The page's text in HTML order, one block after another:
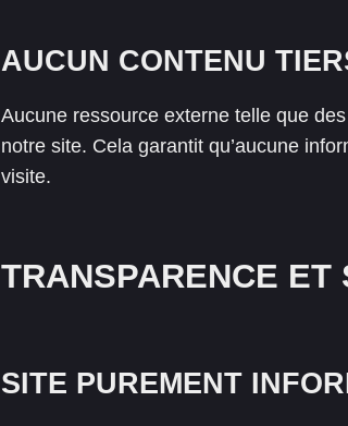
AUCUN CONTENU
Aucune ressource externe telle que
notre site. Cela garantit qu’aucune
visite.
TRANSPARENCE ET
SITE PUREMENT